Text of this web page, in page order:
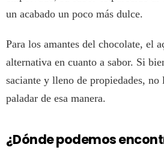
un acabado un poco más dulce.
Para los amantes del chocolate, el
alternativa en cuanto a sabor. Si
saciante y lleno de propiedades, no
paladar de esa manera.
¿Dónde podemos